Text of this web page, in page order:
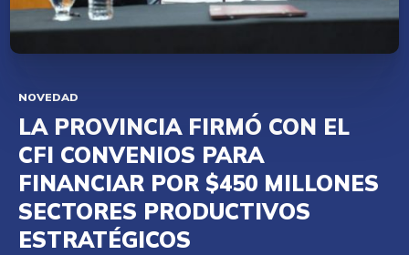
NOVEDAD
LA PROVINCIA FIRMÓ CON EL
CFI CONVENIOS PARA
FINANCIAR POR $450 MILLONES
SECTORES PRODUCTIVOS
ESTRATÉGICOS